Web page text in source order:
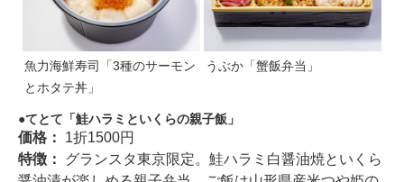
魚力海鮮寿司「3種のサーモン
とホタテ丼」
うぶか「蟹飯弁当」
てとて「鮭ハラミといくらの親子飯」
価格： 1折1500円
特徴： グランスタ東京限定。鮭ハラミ白醤油焼といくら